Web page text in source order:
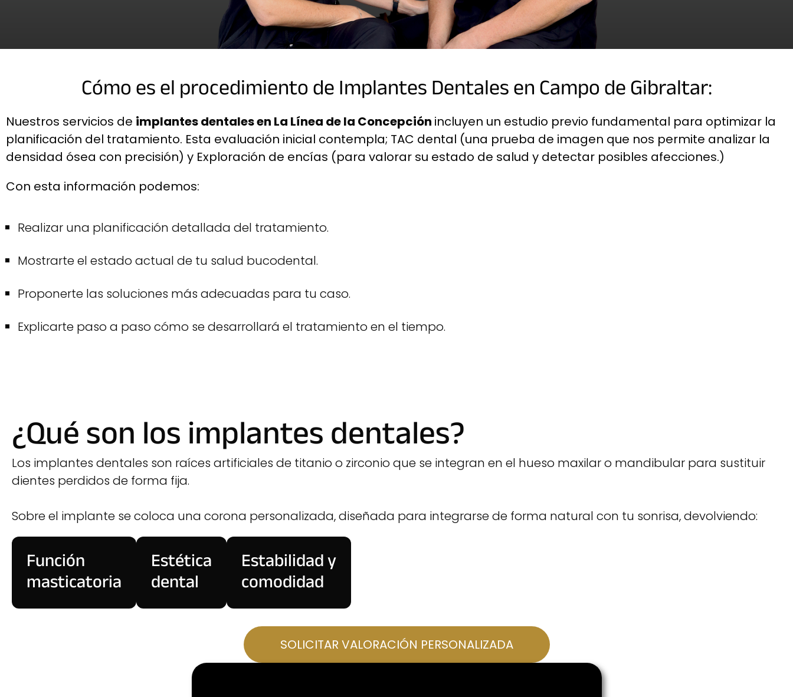
Cómo es el procedimiento de Implantes Dentales en Campo de Gibraltar:
Nuestros servicios de implantes dentales en La Línea de la Concepción incluyen un estudio previo fundamental para optimizar la
planificación del tratamiento. Esta evaluación inicial contempla; TAC dental (una prueba de imagen que nos permite analizar la
densidad ósea con precisión) y Exploración de encías (para valorar su estado de salud y detectar posibles afecciones.)
Con esta información podemos:
Realizar una planificación detallada del tratamiento.
Mostrarte el estado actual de tu salud bucodental.
Proponerte las soluciones más adecuadas para tu caso.
Explicarte paso a paso cómo se desarrollará el tratamiento en el tiempo.
¿Qué son los implantes dentales?
Los implantes dentales son raíces artificiales de titanio o zirconio que se integran en el hueso maxilar o mandibular para sustituir
dientes perdidos de forma fija.
Sobre el implante se coloca una corona personalizada, diseñada para integrarse de forma natural con tu sonrisa, devolviendo:
Función
masticatoria
Estética
dental
Estabilidad y
comodidad
SOLICITAR VALORACIÓN PERSONALIZADA